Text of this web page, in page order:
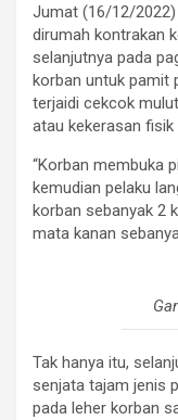
Jumat (16/12/2022)
dirumah kontrakan
selanjutnya pada
korban untuk pamit
terjaidi cekcok
atau kekerasan fisik
“Korban membuka
kemudian pelaku
korban sebanyak 2
mata kanan
Tak hanya itu,
senjata tajam jenis
pada leher korban